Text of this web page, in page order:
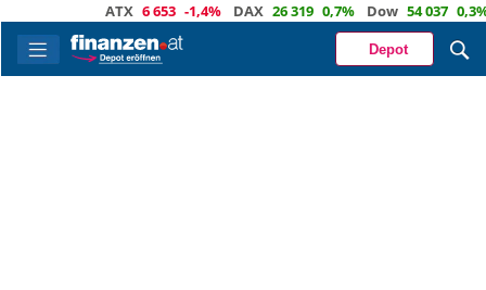
6 653 -1,4% DAX 26 319 0,7% Dow 54 037 0,3%
Depot